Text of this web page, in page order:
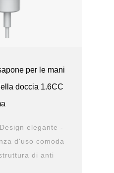
per le mani
doccia 1.6CC
elegante -
d'uso comoda
di anti